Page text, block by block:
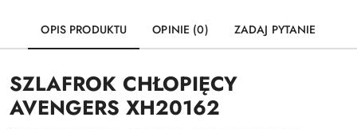
OPIS PRODUKTU OPINIE (0) ZADAJ PYTANIE
SZLAFROK CHŁOPIĘCY
AVENGERS XH20162